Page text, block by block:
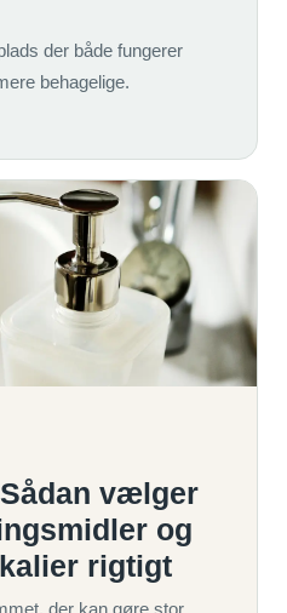
der både fungerer
behagelige.
vælger
og
rigtigt
der kan gøre stor